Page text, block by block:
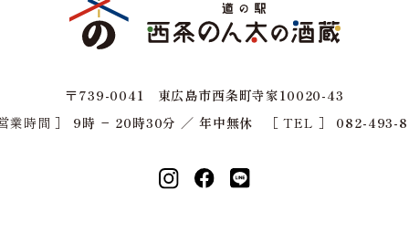
〒739-0041 東広島市西条町寺家10020-43
業時間 ］
9時 − 20時30分 ／ 年中無休 ［ TEL ］ 082-493-